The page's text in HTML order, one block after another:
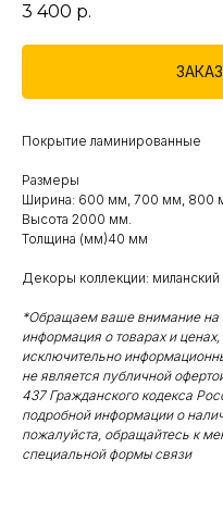
3 400 р.
Покрытие ламинированные
Размеры
Ширина: 600 мм, 700 мм, 800
Высота 2000 мм.
Толщина (мм)40 мм
Декоры коллекции:
*Обращаем ваше внимание на
информация о товарах и
исключительно
не является публичной
437 Гражданского кодекса
подробной информации о
пожалуйста, обращайтесь к
специальной формы связи